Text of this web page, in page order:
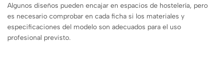
Algunos diseños pueden encajar en espacios de hostelería, pero
es necesario comprobar en cada ficha si los materiales y
especificaciones del modelo son adecuados para el uso
profesional previsto.